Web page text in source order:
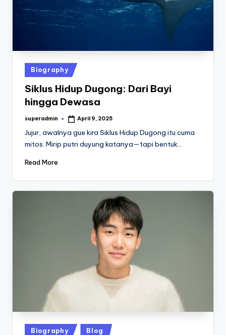
Posted
in
Biography
Siklus Hidup Dugong: Dari Bayi
hingga Dewasa
Posted
superadmin April 9, 2025
Jujur, awalnya gue kira Siklus Hidup Dugong itu cuma
mitos. Mirip putri duyung katanya—tapi bentuk…
Read More
Posted
Biography Blog